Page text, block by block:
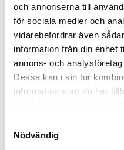
och annonserna till
för sociala medier och
vidarebefordrar även
information från din enhet
annons- och
Dessa kan i sin tur
information som du har
Nödvändig
Arbetsmiljöskyltar
Varningsskylt
frånskiljaren
36,00
olika alternativen kan
Varningsskylt